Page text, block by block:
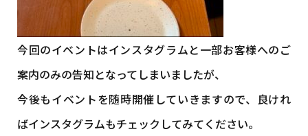
今回のイベントはインスタグラムと一部お客様へのご
案内のみの告知となってしまいましたが、
今後もイベントを随時開催していきますので、良けれ
ばインスタグラムもチェックしてみてください。